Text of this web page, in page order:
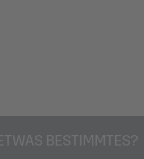
BESTIMMTES?